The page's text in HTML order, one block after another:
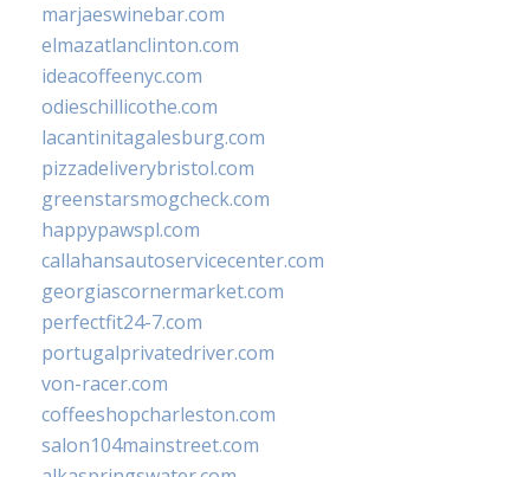
marjaeswinebar.com
elmazatlanclinton.com
ideacoffeenyc.com
odieschillicothe.com
lacantinitagalesburg.com
pizzadeliverybristol.com
greenstarsmogcheck.com
happypawspl.com
callahansautoservicecenter.com
georgiascornermarket.com
perfectfit24-7.com
portugalprivatedriver.com
von-racer.com
coffeeshopcharleston.com
salon104mainstreet.com